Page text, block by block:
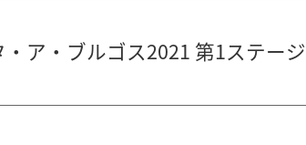
・ア・ブルゴス2021 第1ステージ